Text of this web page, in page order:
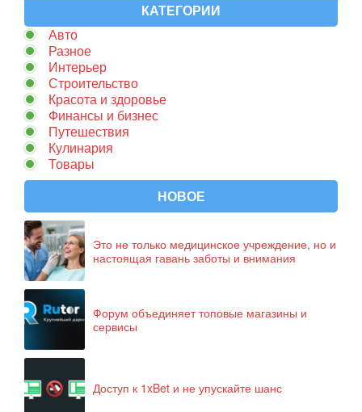
КАТЕГОРИИ
Авто
Разное
Интерьер
Строительство
Красота и здоровье
Финансы и бизнес
Путешествия
Кулинария
Товары
НОВОЕ
Это не только медицинское учреждение, но и
настоящая гавань заботы и внимания
Форум объединяет топовые магазины и
сервисы
Доступ к 1xBet и не упускайте шанс